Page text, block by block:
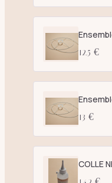
12.5 €
13 €
COLLE